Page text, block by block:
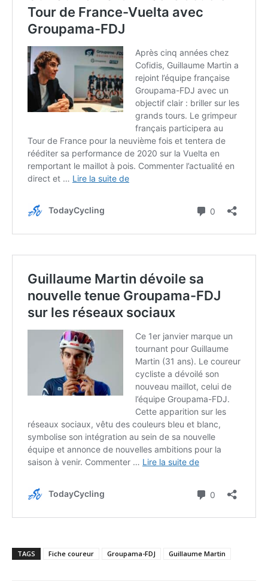
TAGS Fiche coureur Groupama-FDJ Guillaume Martin